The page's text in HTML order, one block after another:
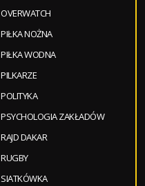
OVERWATCH
PIŁKA NOŻNA
PIŁKA WODNA
PILKARZE
POLITYKA
PSYCHOLOGIA ZAKŁADÓW
RAJD DAKAR
RUGBY
SIATKÓWKA